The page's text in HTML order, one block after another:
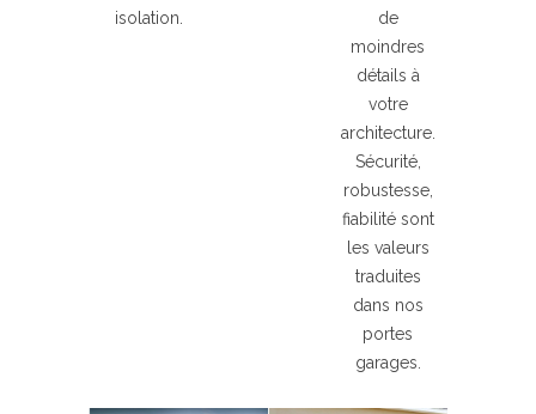
isolation.
de
moindres
détails à
votre
architecture.
Sécurité,
robustesse,
fiabilité sont
les valeurs
traduites
dans nos
portes
garages.